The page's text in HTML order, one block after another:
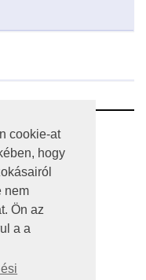
cookie-at
hogy
nem
Ön az
a a